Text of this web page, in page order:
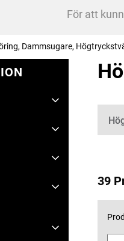
För att
Dammsugare,
39